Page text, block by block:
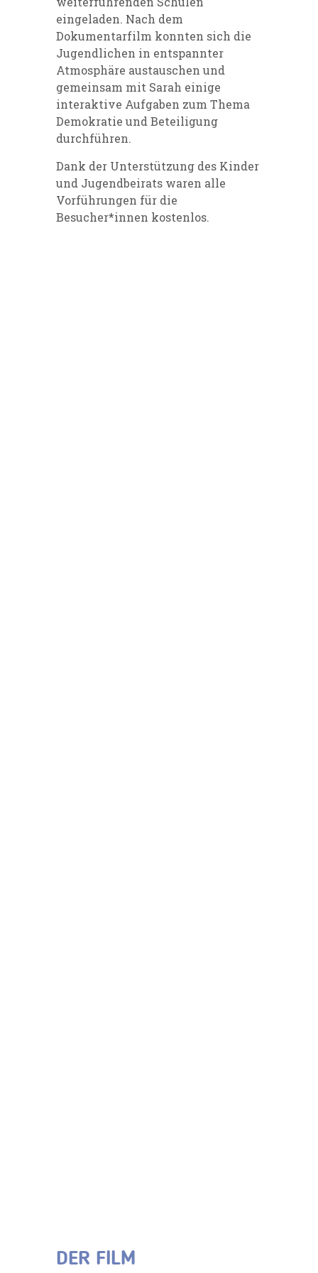
eingeladen. Nach dem
Dokumentarfilm konnten sich die
Jugendlichen in entspannter
Atmosphäre austauschen und
gemeinsam mit Sarah einige
interaktive Aufgaben zum Thema
Demokratie und Beteiligung
durchführen.
Dank der Unterstützung des Kinder
und Jugendbeirats waren alle
Vorführungen für die
Besucher*innen kostenlos.
DER FILM